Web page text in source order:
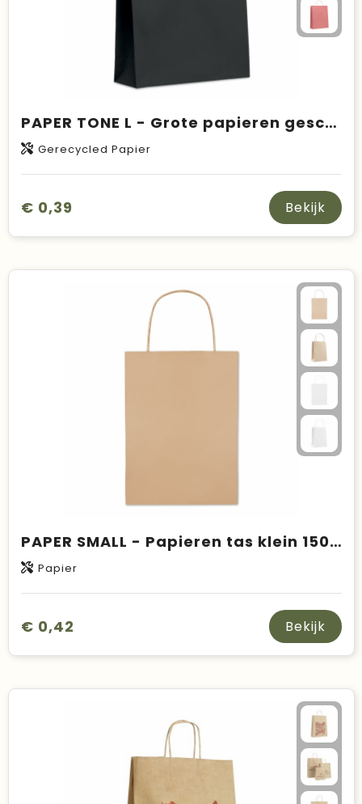
PAPER TONE L - Grote papieren geschenktas
Gerecycled Papier
€ 0,39 Bekijk
PAPER SMALL - Papieren tas klein 150 gr/m²
Papier
€ 0,42 Bekijk